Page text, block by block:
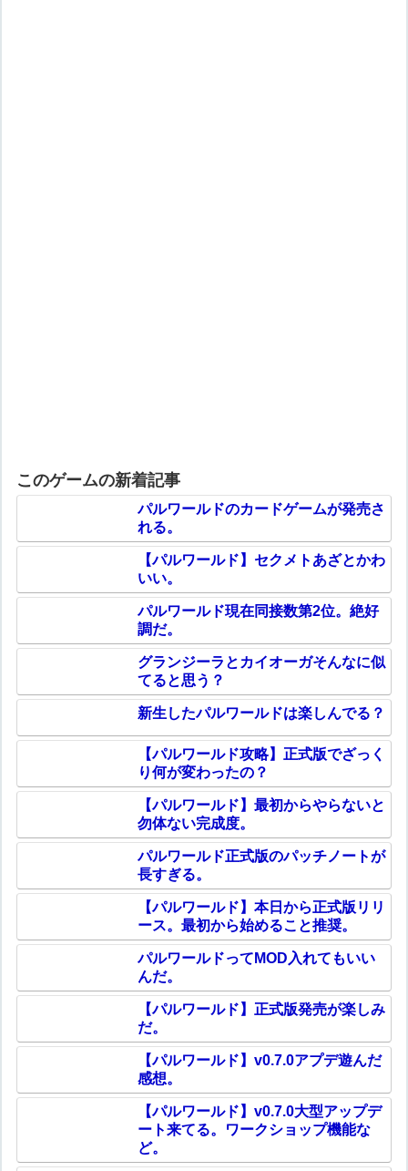
このゲームの新着記事
パルワールドのカードゲームが発売さ
れる。
【パルワールド】セクメトあざとかわ
いい。
パルワールド現在同接数第2位。絶好
調だ。
グランジーラとカイオーガそんなに似
てると思う？
新生したパルワールドは楽しんでる？
【パルワールド攻略】正式版でざっく
り何が変わったの？
【パルワールド】最初からやらないと
勿体ない完成度。
パルワールド正式版のパッチノートが
長すぎる。
【パルワールド】本日から正式版リリ
ース。最初から始めること推奨。
パルワールドってMOD入れてもいい
んだ。
【パルワールド】正式版発売が楽しみ
だ。
【パルワールド】v0.7.0アプデ遊んだ
感想。
【パルワールド】v0.7.0大型アップデ
ート来てる。ワークショップ機能な
ど。